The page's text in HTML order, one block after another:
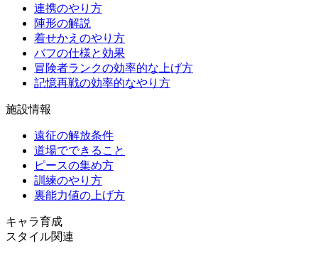
連携のやり方
陣形の解説
着せかえのやり方
バフの仕様と効果
冒険者ランクの効率的な上げ方
記憶再戦の効率的なやり方
施設情報
遠征の解放条件
道場でできること
ピースの集め方
訓練のやり方
裏能力値の上げ方
キャラ育成
スタイル関連